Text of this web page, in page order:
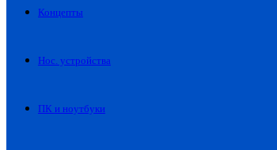
Концепты
Нос. устройства
ПК и ноутбуки